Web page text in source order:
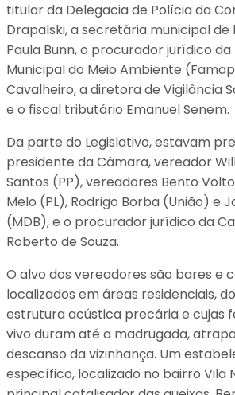
titular da Delegacia de Polícia da
Drapalski, a secretária municipal de
Paula Bunn, o procurador jurídico da
Municipal do Meio Ambiente
Cavalheiro, a diretora de Vigilância
e o fiscal tributário Emanuel Senem.
Da parte do Legislativo, estavam
presidente da Câmara, vereador
Santos (PP), vereadores Bento
Melo (PL), Rodrigo Borba (União) e
(MDB), e o procurador jurídico da
Roberto de Souza.
O alvo dos vereadores são bares e
localizados em áreas residenciais,
estrutura acústica precária e cujas
vivo duram até a madrugada,
descanso da vizinhança. Um
específico, localizado no bairro Vila